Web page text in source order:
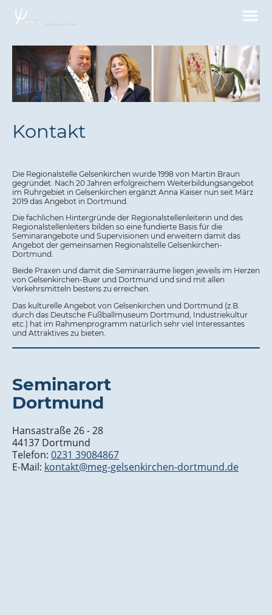
Kontakt
Die Regionalstelle Gelsenkirchen wurde 1998 von Martin Braun
gegründet. Nach 20 Jahren erfolgreichem Weiterbildungsangebot
im Ruhrgebiet in Gelsenkirchen ergänzt Anna Kaiser nun seit März
2019 das Angebot in Dortmund.
Die fachlichen Hintergründe der Regionalstellenleiterin und des
Regionalstellenleiters bilden so eine fundierte Basis für die
Seminarangebote und Supervisionen und erweitern damit das
Angebot der gemeinsamen Regionalstelle Gelsenkirchen-
Dortmund.
Beide Praxen und damit die Seminarräume liegen jeweils im Herzen
von Gelsenkirchen-Buer und Dortmund und sind mit allen
Verkehrsmitteln bestens zu erreichen.
Das kulturelle Angebot von Gelsenkirchen und Dortmund (z.B.
durch das Deutsche Fußballmuseum Dortmund, Industriekultur
etc.) hat im Rahmenprogramm natürlich sehr viel Interessantes
und Attraktives zu bieten.
Seminarort
Dortmund
Hansastraße 26 - 28
44137 Dortmund
Telefon: 0231 39084867
E-Mail: kontakt@meg-gelsenkirchen-dortmund.de